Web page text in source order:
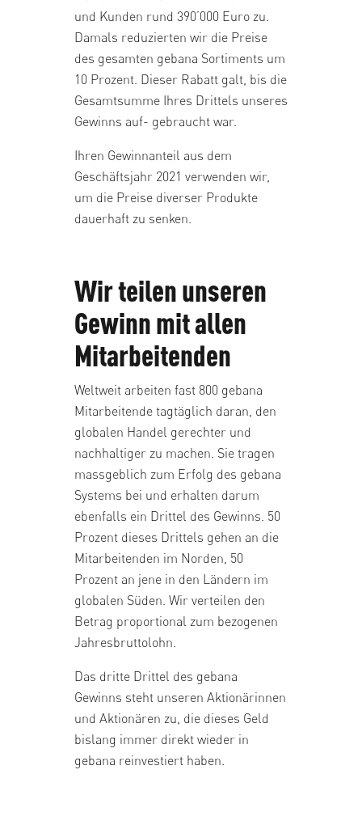
und Kunden rund 390’000 Euro zu.
Damals reduzierten wir die Preise
des gesamten gebana Sortiments um
10 Prozent. Dieser Rabatt galt, bis die
Gesamtsumme Ihres Drittels unseres
Gewinns auf- gebraucht war.
Ihren Gewinnanteil aus dem
Geschäftsjahr 2021 verwenden wir,
um die Preise diverser Produkte
dauerhaft zu senken.
Wir teilen unseren
Gewinn mit allen
Mitarbeitenden
Weltweit arbeiten fast 800 gebana
Mitarbeitende tagtäglich daran, den
globalen Handel gerechter und
nachhaltiger zu machen. Sie tragen
massgeblich zum Erfolg des gebana
Systems bei und erhalten darum
ebenfalls ein Drittel des Gewinns. 50
Prozent dieses Drittels gehen an die
Mitarbeitenden im Norden, 50
Prozent an jene in den Ländern im
globalen Süden. Wir verteilen den
Betrag proportional zum bezogenen
Jahresbruttolohn.
Das dritte Drittel des gebana
Gewinns steht unseren Aktionärinnen
und Aktionären zu , die dieses Geld
bislang immer direkt wieder in
gebana reinvestiert haben.